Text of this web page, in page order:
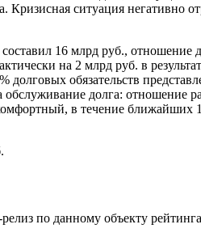
ситуация негативно
16 млрд руб.,
на 2 млрд руб. в
обязательств
долга: отношение
в течение
по данному объекту